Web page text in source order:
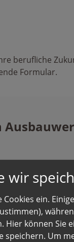
berufliche
Formular.
wir
ein.
Hier können Sie
speichern. Um